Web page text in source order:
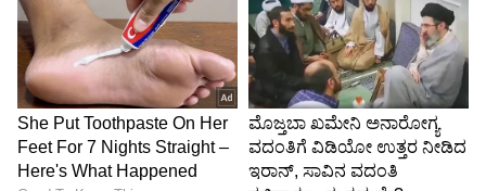
ನೀವು ಜಿಮ್‌ಗೆ ಹೋಗಿ ಬಂದಾಗ ಅಥವಾ ಅತಿಯಾಗಿ
ಬೆವರಿದಾಗ ಬಳಸುವ ಟವೆಲ್‌ಗಳನ್ನು ದಿನಾಲೂ
ತೊಳೆಯಬೇಕು. ಏಕೆಂದರೆ ಬೆವರು ಮತ್ತು ಜಿಮ್‌ನ
ಬ್ಯಾಕ್ಟೀರಿಯಾಗಳು ಬಟ್ಟೆಗೆ ಬೇಗ ಅಂಟಿಕೊಳ್ಳುತ್ತವೆ.
ಸೆನ್ಸಿಟಿವ್ ಸ್ಕಿನ್ ಇದ್ದರೆ